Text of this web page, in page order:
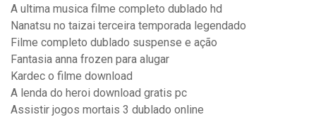
A ultima musica filme completo dublado hd
Nanatsu no taizai terceira temporada legendado
Filme completo dublado suspense e ação
Fantasia anna frozen para alugar
Kardec o filme download
A lenda do heroi download gratis pc
Assistir jogos mortais 3 dublado online